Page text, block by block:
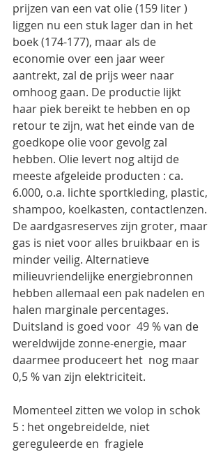
prijzen van een vat olie (159 liter )
liggen nu een stuk lager dan in het
boek (174-177), maar als de
economie over een jaar weer
aantrekt, zal de prijs weer naar
omhoog gaan. De productie lijkt
haar piek bereikt te hebben en op
retour te zijn, wat het einde van de
goedkope olie voor gevolg zal
hebben. Olie levert nog altijd de
meeste afgeleide producten : ca.
6.000, o.a. lichte sportkleding, plastic,
shampoo, koelkasten, contactlenzen.
De aardgasreserves zijn groter, maar
gas is niet voor alles bruikbaar en is
minder veilig. Alternatieve
milieuvriendelijke energiebronnen
hebben allemaal een pak nadelen en
halen marginale percentages.
Duitsland is goed voor  49 % van de
wereldwijde zonne-energie, maar
daarmee produceert het  nog maar
0,5 % van zijn elektriciteit.
Momenteel zitten we volop in schok
5 : het ongebreidelde, niet
gereguleerde en  fragiele